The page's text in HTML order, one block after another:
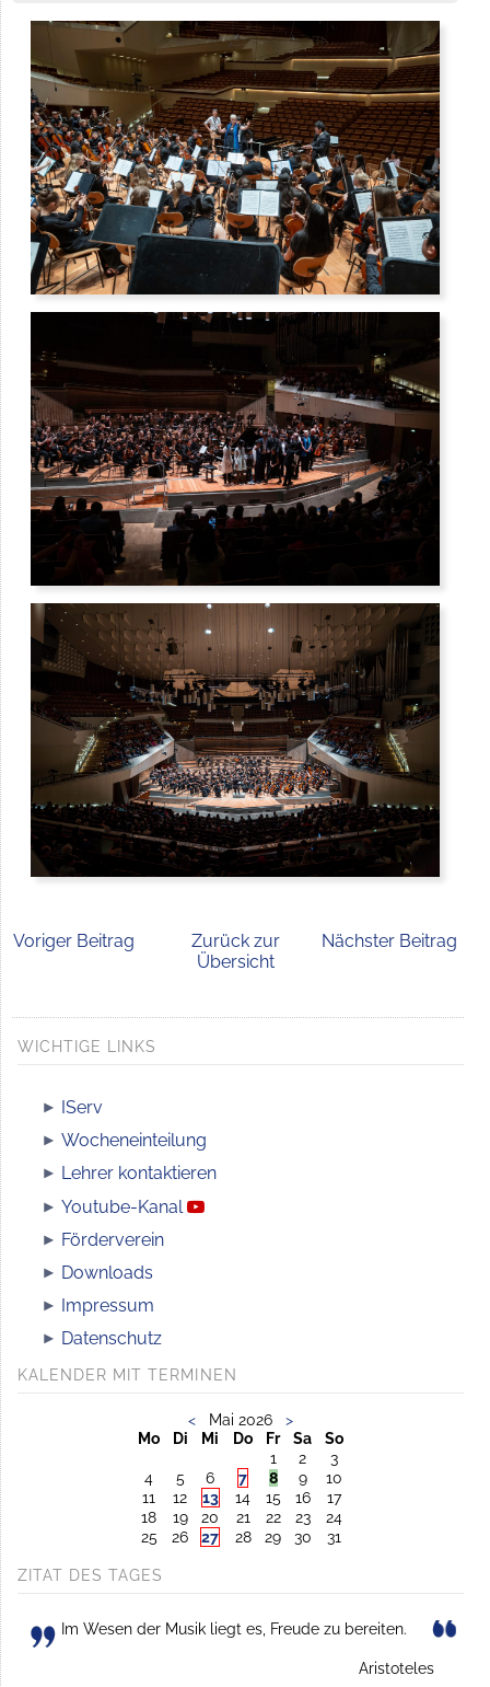
Voriger Beitrag
Zurück zur
Übersicht
Nächster Beitrag
WICHTIGE LINKS
IServ
Wocheneinteilung
Lehrer kontaktieren
Youtube-Kanal
Förderverein
Downloads
Impressum
Datenschutz
KALENDER MIT TERMINEN
< Mai 2026 >
Mo
Di Mi Do Fr Sa
So
1
2
3
4
5 6 7 8 9
10
11
12 13 14 15 16
17
18
19 20 21 22 23
24
25
26 27 28 29 30 31
ZITAT DES TAGES
Im Wesen der Musik liegt es, Freude zu bereiten.
Aristoteles